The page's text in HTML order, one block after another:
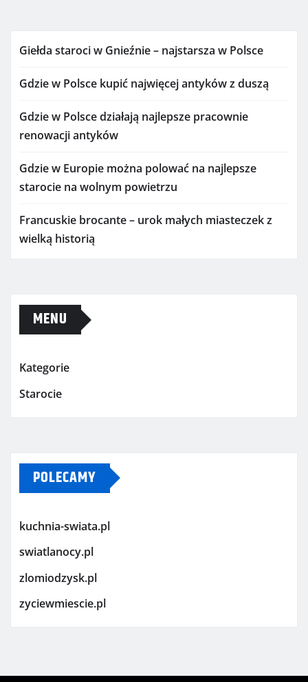
Giełda staroci w Gnieźnie – najstarsza w Polsce
Gdzie w Polsce kupić najwięcej antyków z duszą
Gdzie w Polsce działają najlepsze pracownie
renowacji antyków
Gdzie w Europie można polować na najlepsze
starocie na wolnym powietrzu
Francuskie brocante – urok małych miasteczek z
wielką historią
MENU
Kategorie
Starocie
POLECAMY
kuchnia-swiata.pl
swiatlanocy.pl
zlomiodzysk.pl
zyciewmiescie.pl